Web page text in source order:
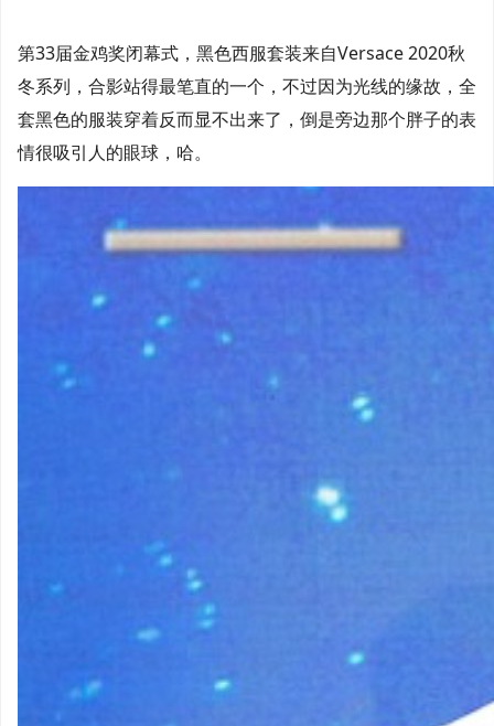
第33届金鸡奖闭幕式，黑色西服套装来自Versace 2020秋
冬系列，合影站得最笔直的一个，不过因为光线的缘故，全
套黑色的服装穿着反而显不出来了，倒是旁边那个胖子的表
情很吸引人的眼球，哈。